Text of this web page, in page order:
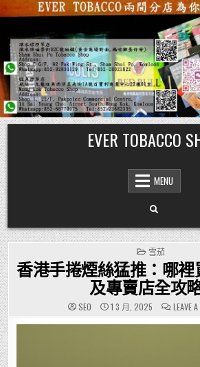
Skip
to
content
EVER TOBACCO
MENU
POSTED
IN
雪茄
香港手捲煙絲猛推：哪
及專賣店全攻
SEO 1 3 月, 2025 LEAVE